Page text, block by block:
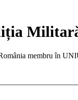
membru în